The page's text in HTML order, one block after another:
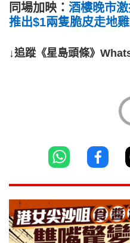
同場加映： 酒樓晚市
推出$1兩隻脆皮走地
↓追蹤《星島頭條》